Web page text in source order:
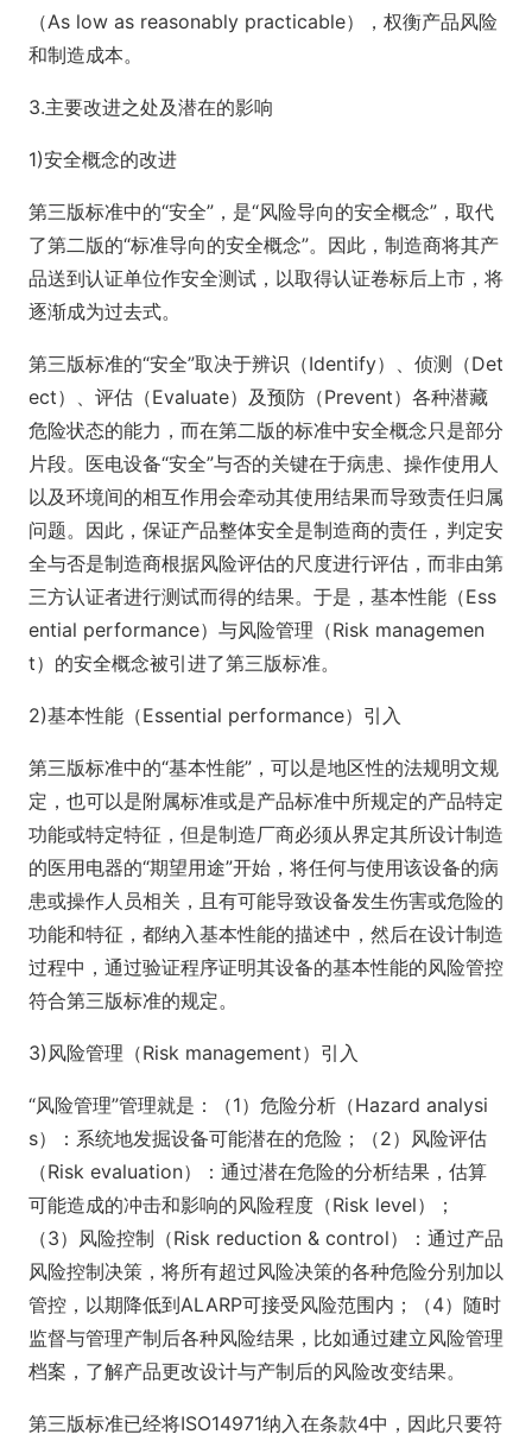
（As low as reasonably practicable），权衡产品风险
和制造成本。
3.主要改进之处及潜在的影响
1)安全概念的改进
第三版标准中的“安全”，是“风险导向的安全概念”，取代
了第二版的“标准导向的安全概念”。因此，制造商将其产
品送到认证单位作安全测试，以取得认证卷标后上市，将
逐渐成为过去式。
第三版标准的“安全”取决于辨识（Identify）、侦测（Det
ect）、评估（Evaluate）及预防（Prevent）各种潜藏
危险状态的能力，而在第二版的标准中安全概念只是部分
片段。医电设备“安全”与否的关键在于病患、操作使用人
以及环境间的相互作用会牵动其使用结果而导致责任归属
问题。因此，保证产品整体安全是制造商的责任，判定安
全与否是制造商根据风险评估的尺度进行评估，而非由第
三方认证者进行测试而得的结果。于是，基本性能（Ess
ential performance）与风险管理（Risk managemen
t）的安全概念被引进了第三版标准。
2)基本性能（Essential performance）引入
第三版标准中的“基本性能”，可以是地区性的法规明文规
定，也可以是附属标准或是产品标准中所规定的产品特定
功能或特定特征，但是制造厂商必须从界定其所设计制造
的医用电器的“期望用途”开始，将任何与使用该设备的病
患或操作人员相关，且有可能导致设备发生伤害或危险的
功能和特征，都纳入基本性能的描述中，然后在设计制造
过程中，通过验证程序证明其设备的基本性能的风险管控
符合第三版标准的规定。
3)风险管理（Risk management）引入
“风险管理”管理就是：（1）危险分析（Hazard analysi
s）：系统地发掘设备可能潜在的危险；（2）风险评估
（Risk evaluation）：通过潜在危险的分析结果，估算
可能造成的冲击和影响的风险程度（Risk level）；
（3）风险控制（Risk reduction & control）：通过产品
风险控制决策，将所有超过风险决策的各种危险分别加以
管控，以期降低到ALARP可接受风险范围内；（4）随时
监督与管理产制后各种风险结果，比如通过建立风险管理
档案，了解产品更改设计与产制后的风险改变结果。
第三版标准已经将ISO14971纳入在条款4中，因此只要符